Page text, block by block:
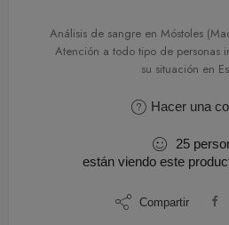
Análisis de sangre en Móstoles
Atención a todo tipo de personas
su situación en
Hacer una
25
están viendo este
Compartir